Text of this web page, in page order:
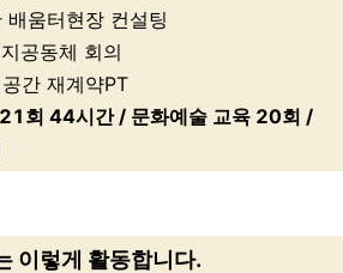
배움터현장 컨설팅
공동체 회의
간 재계약PT
회 44시간 / 문화예술 교육 20회 /
이렇게 활동합니다.